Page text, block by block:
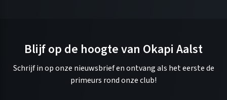
Blijf op de hoogte van Okapi Aalst
Schrijf in op onze nieuwsbrief en ontvang als het eerste de
primeurs rond onze club!